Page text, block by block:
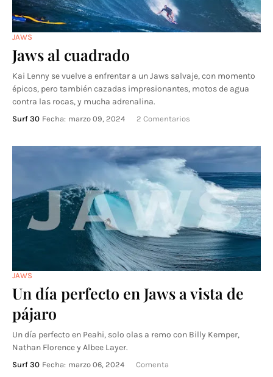
JAWS
Jaws al cuadrado
Kai Lenny se vuelve a enfrentar a un Jaws salvaje, con momento
épicos, pero también cazadas impresionantes, motos de agua
contra las rocas, y mucha adrenalina.
Surf 30 Fecha: marzo 09, 2024 2 Comentarios
JAWS
Un día perfecto en Jaws a vista de
pájaro
Un día perfecto en Peahi, solo olas a remo con Billy Kemper,
Nathan Florence y Albee Layer.
Surf 30 Fecha: marzo 06, 2024 Comenta